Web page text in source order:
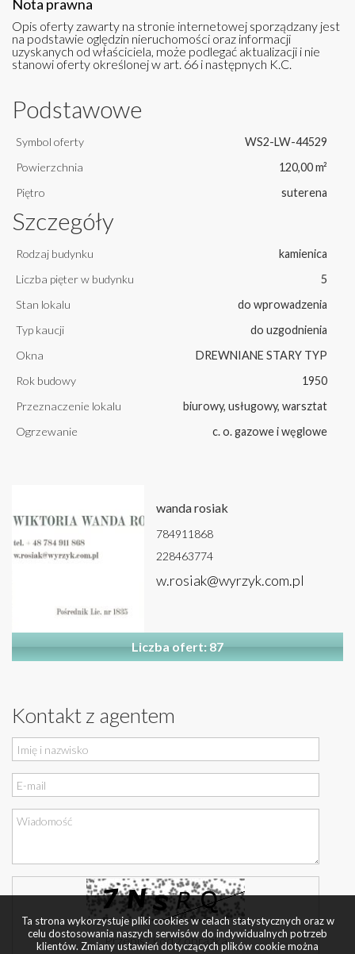
Nota prawna
Opis oferty zawarty na stronie internetowej sporządzany jest
na podstawie oględzin nieruchomości oraz informacji
uzyskanych od właściciela, może podlegać aktualizacji i nie
stanowi oferty określonej w art. 66 i następnych K.C.
Podstawowe
Symbol oferty
WS2-LW-44529
Powierzchnia
120,00 m²
Piętro
suterena
Szczegóły
Rodzaj budynku
kamienica
Liczba pięter w budynku
5
Stan lokalu
do wprowadzenia
Typ kaucji
do uzgodnienia
Okna
DREWNIANE STARY TYP
Rok budowy
1950
Przeznaczenie lokalu
biurowy, usługowy, warsztat
Ogrzewanie
c. o. gazowe i węglowe
wanda rosiak
784911868
228463774
w.rosiak@wyrzyk.com.pl
Liczba ofert: 87
Kontakt z agentem
Ta strona wykorzystuje pliki cookies w celach statystycznych oraz w
celu dostosowania naszych serwisów do indywidualnych potrzeb
klientów. Zmiany ustawień dotyczących plików cookie można